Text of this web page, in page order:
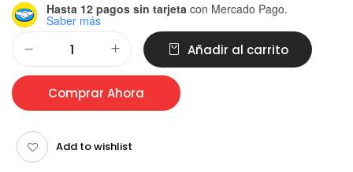
Hasta 12 pagos sin tarjeta con Mercado Pago.
Saber más
Añadir al carrito
Comprar Ahora
Add to wishlist